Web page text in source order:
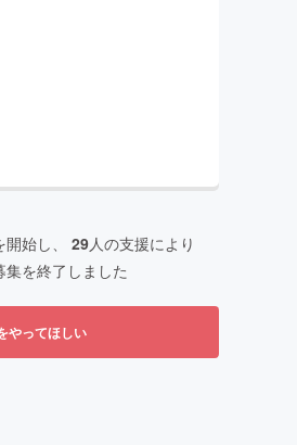
始し、 29人の支援により
集を終了しました
やってほしい